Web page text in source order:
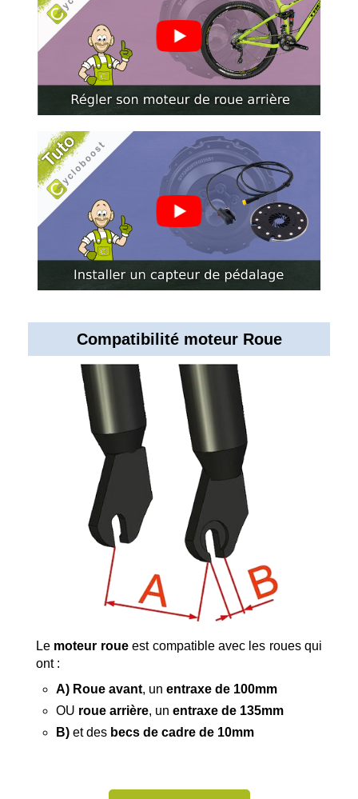
Compatibilité moteur Roue
Le moteur roue est compatible avec les roues qui
ont :
A) Roue avant, un entraxe de 100mm
OU roue arrière, un entraxe de 135mm
B) et des becs de cadre de 10mm